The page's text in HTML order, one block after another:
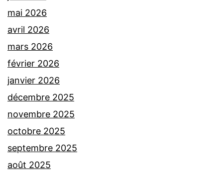
mai 2026
avril 2026
mars 2026
février 2026
janvier 2026
décembre 2025
novembre 2025
octobre 2025
septembre 2025
août 2025